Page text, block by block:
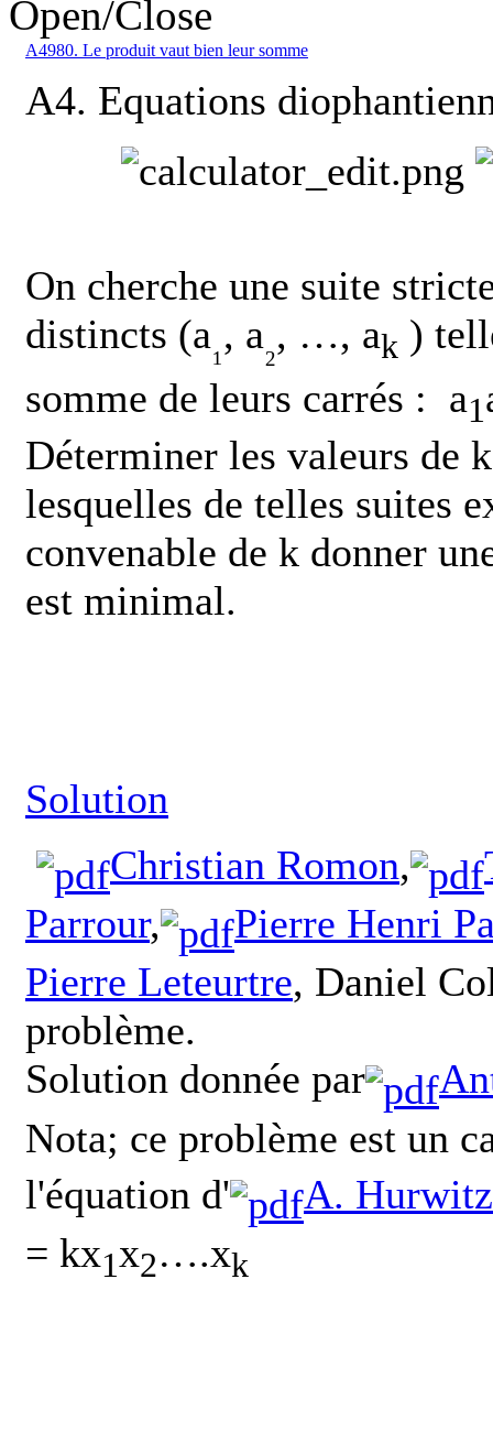
A4980. Le produit vaut bien leur somme
A4. Equations
On cherche une suite
distincts (a₁, a₂, …, ak )
somme de leurs carrés : a1
Déterminer les valeurs de
lesquelles de telles suites
convenable de k donner
est minimal.
Solution
Christian Romon,
Parrour,
Pierre Henri
Pierre Leteurtre, Daniel
problème.
Solution donnée par
Nota; ce problème est un
l'équation d'
A. Hurwitz
= kx1x2….xk